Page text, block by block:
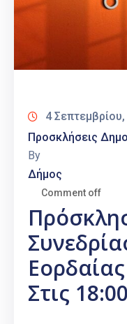
4
Προσκλήσεις
By
Δήμος
Comment off
Στις 18:00